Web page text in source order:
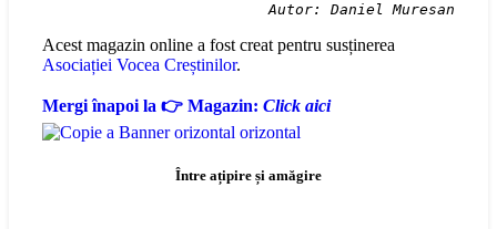
Autor: Daniel Muresan
Acest magazin online a fost creat pentru susținerea
Asociației Vocea Creștinilor.
Mergi înapoi la 👉 Magazin: Click aici
Între ațipire și amăgire